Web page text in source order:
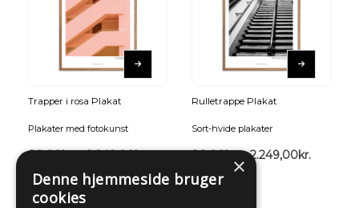
Trapper i rosa Plakat
Plakater med fotokunst
89,00kr. – 2.249,00kr.
Rulletrappe Plakat
Sort-hvide plakater
89,00kr. – 2.249,00kr.
×
Denne hjemmeside bruger
cookies